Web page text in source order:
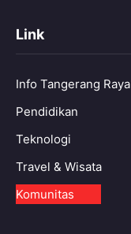
Link
Info Tangerang Raya
Pendidikan
Teknologi
Travel & Wisata
Komunitas